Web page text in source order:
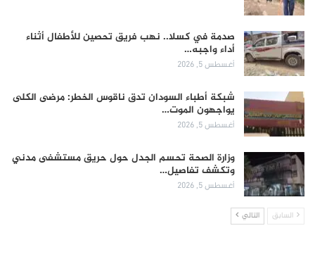
صدمة في كسلا.. نهب فريق تحصين للأطفال أثناء
أداء واجبه…
أغسطس 5, 2026
شبكة أطباء السودان تدق ناقوس الخطر: مرضى الكلى
يواجهون الموت…
أغسطس 5, 2026
وزارة الصحة تحسم الجدل حول حريق مستشفى مدني
وتكشف تفاصيل…
أغسطس 5, 2026
السابق التالي